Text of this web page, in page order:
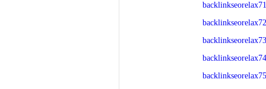
backlinkseorelax71
backlinkseorelax72
backlinkseorelax73
backlinkseorelax74
backlinkseorelax75